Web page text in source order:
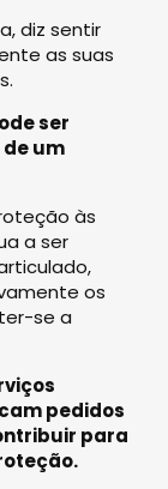
diz sentir
as suas
ser
um
às
a ser
os
se a
pedidos
para